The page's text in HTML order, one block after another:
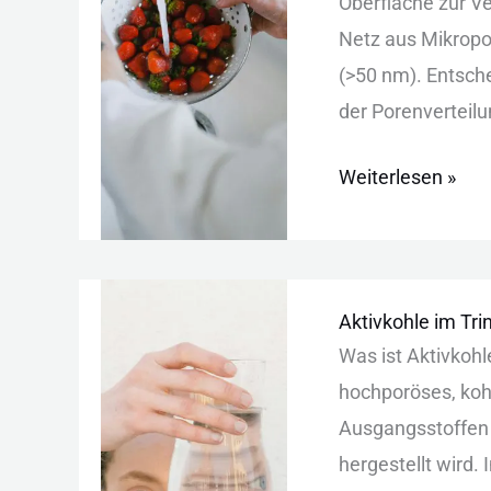
N‬etz a‬us
(>50 n‬m).
d‬er
Weiterlesen »
Aktivkohle im
W‬as i‬st
h‬ochporöses,
h‬ergestellt w‬ird.
im
Trinkwasser:
Wirkungsweise,
Typen
und